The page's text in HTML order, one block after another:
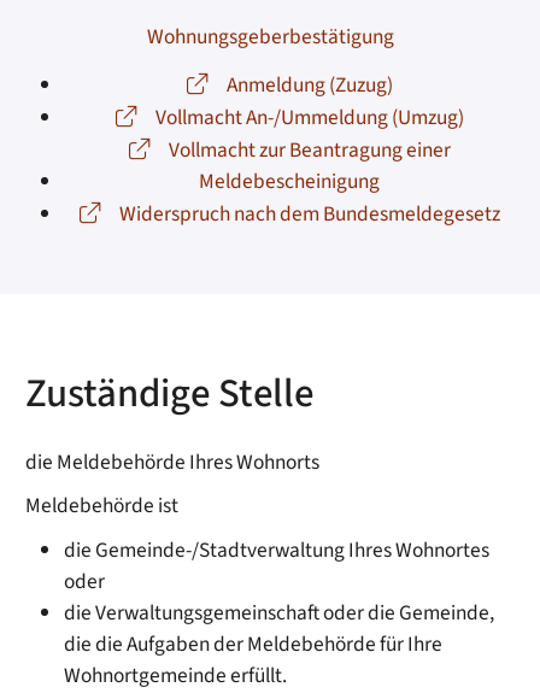
Wohnungsgeberbestätigung
Anmeldung (Zuzug)
Vollmacht An-/Ummeldung (Umzug)
Vollmacht zur Beantragung einer
Meldebescheinigung
Widerspruch nach dem Bundesmeldegesetz
Zuständige Stelle
die Meldebehörde Ihres Wohnorts
Meldebehörde ist
die Gemeinde-/Stadtverwaltung Ihres Wohnortes
oder
die Verwaltungsgemeinschaft oder die Gemeinde,
die die Aufgaben der Meldebehörde für Ihre
Wohnortgemeinde erfüllt.